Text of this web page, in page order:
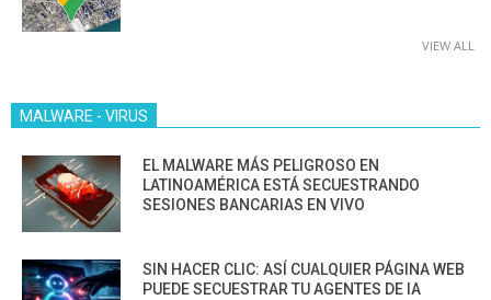
VIEW ALL
MALWARE - VIRUS
EL MALWARE MÁS PELIGROSO EN
LATINOAMÉRICA ESTÁ SECUESTRANDO
SESIONES BANCARIAS EN VIVO
SIN HACER CLIC: ASÍ CUALQUIER PÁGINA WEB
PUEDE SECUESTRAR TU AGENTES DE IA